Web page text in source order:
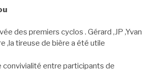
des premiers cyclos . Gérard ,JP ,Yvan
,la tireuse de bière a été utile
convivialité entre participants de